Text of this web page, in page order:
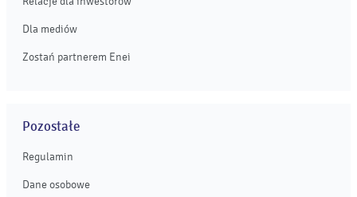
Dla mediów
Zostań partnerem Enei
Pozostałe
Regulamin
Dane osobowe